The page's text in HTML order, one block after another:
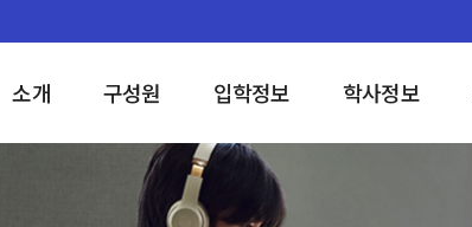
소개 구성원 입학정보 학사정보